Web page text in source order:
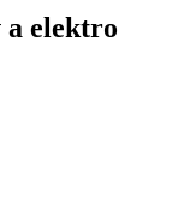
a elektro